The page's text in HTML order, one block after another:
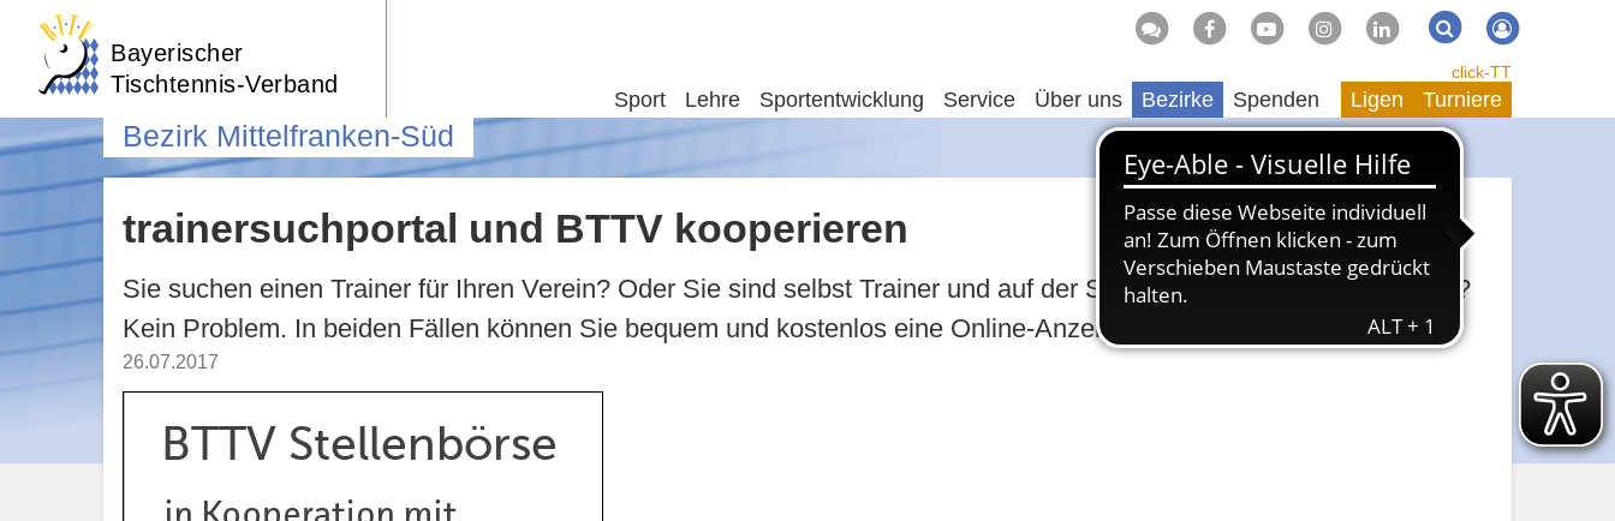
Bayerischer
Tischtennis-Verband
Suche Suchen
Sport Lehre Sportentwicklung Service Über uns Bezirke Spenden
click-TT
Ligen Turniere
Bezirk Mittelfranken-Süd
trainersuchportal und BTTV kooperieren
Sie suchen einen Trainer für Ihren Verein? Oder Sie sind selbst Trainer und auf der Suche nach einem Engagement?
Kein Problem. In beiden Fällen können Sie bequem und kostenlos eine Online-Anzeige aufgeben.
26.07.2017